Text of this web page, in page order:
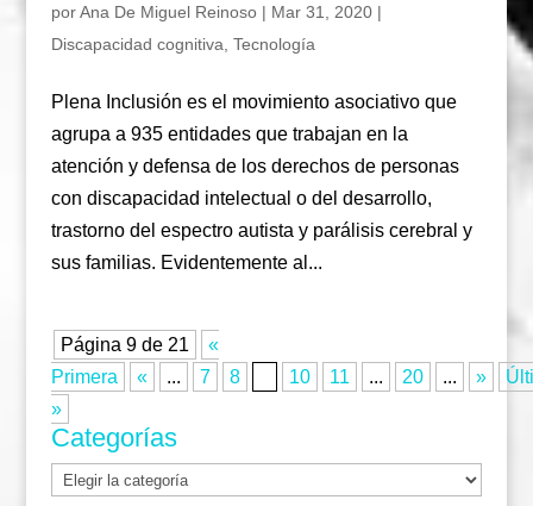
porAna De Miguel Reinoso| Mar 31, 2020|
Discapacidad cognitiva Tecnología
Plena Inclusión es el movimiento asociativo que
agrupa a 935 entidades que trabajan en la
atención y defensa de los derechos de personas
con discapacidad intelectual o del desarrollo,
trastorno del espectro autista y parálisis cerebral y
sus familias. Evidentemente al...
Página 9 de 21
«
Primera
« ... 7 8 10 11 ... 20 ... »
»
Categorías
Categorías